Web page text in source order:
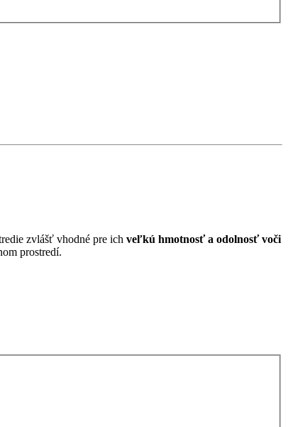
zvlášť vhodné pre ich veľkú hmotnosť a odolnosť voči
prostredí.